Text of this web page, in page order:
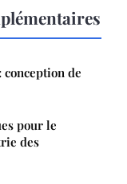
de
pour le
des